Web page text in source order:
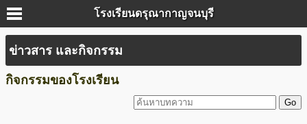
โรงเรียนดรุณากาญจนบุรี
ข่าวสาร และกิจกรรม
กิจกรรมของโรงเรียน